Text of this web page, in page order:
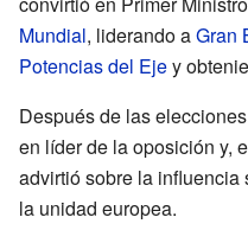
Mundial, liderando aGran
Potencias del Ejey
Después de las
en líder de la oposición y,
advirtió sobre la
la unidad europea.